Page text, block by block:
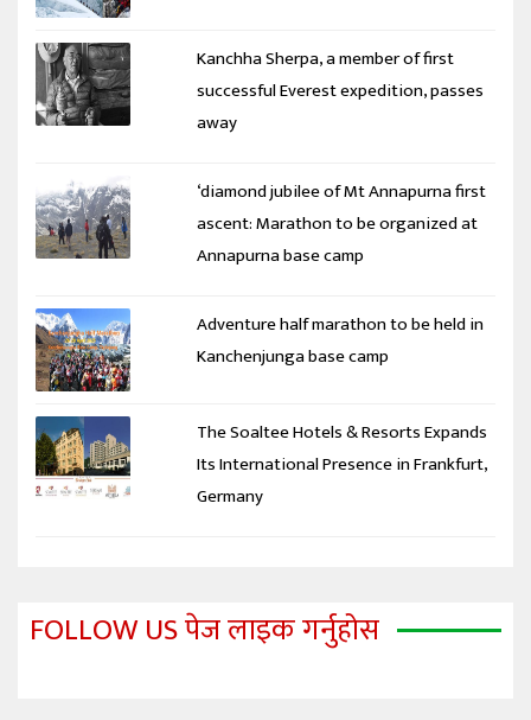
Kanchha Sherpa, a member of first
successful Everest expedition, passes
away
‘diamond jubilee of Mt Annapurna first
ascent: Marathon to be organized at
Annapurna base camp
Adventure half marathon to be held in
Kanchenjunga base camp
The Soaltee Hotels & Resorts Expands
Its International Presence in Frankfurt,
Germany
FOLLOW US पेज लाइक गर्नुहोस